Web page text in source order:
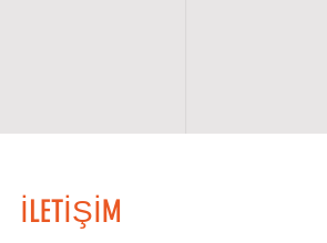
İLETİŞİM